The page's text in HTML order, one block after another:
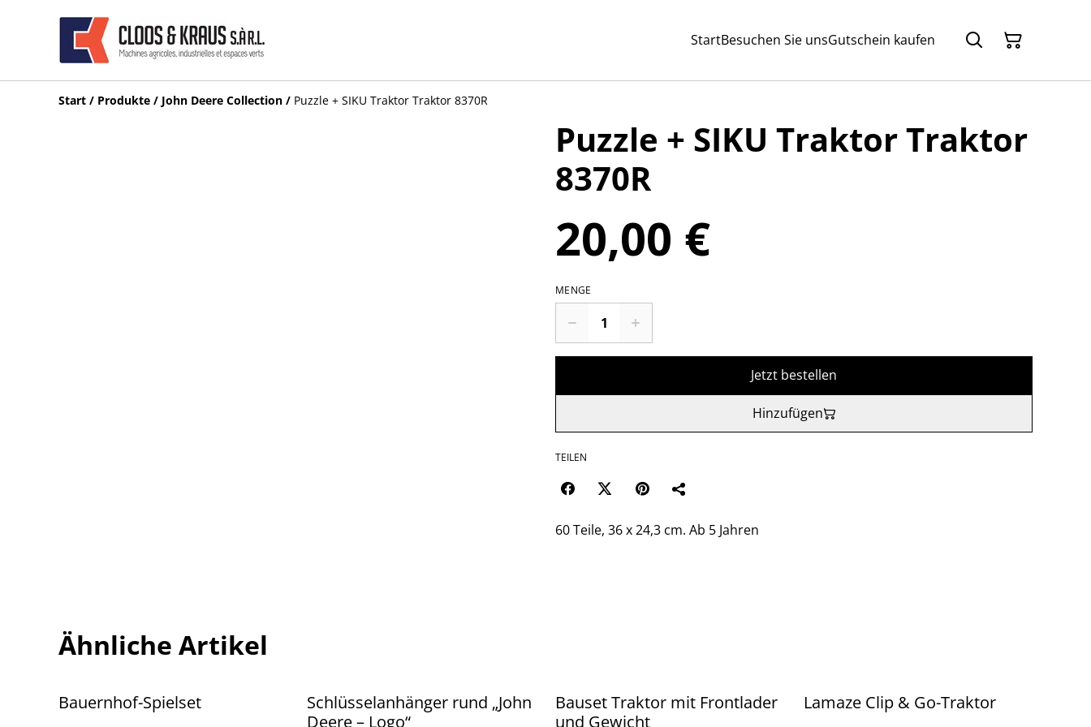
StartBesuchen Sie unsGutschein kaufen
Start / Produkte / John Deere Collection / Puzzle + SIKU Traktor Traktor 8370R
Puzzle + SIKU Traktor Traktor
8370R
20,00 €
MENGE
Jetzt bestellen
Hinzufügen
TEILEN
60 Teile, 36 x 24,3 cm. Ab 5 Jahren
Ähnliche Artikel
Bauernhof-Spielset
Schlüsselanhänger rund „John
Deere – Logo“
Bauset Traktor mit Frontlader
und Gewicht
Lamaze Clip & Go-Traktor